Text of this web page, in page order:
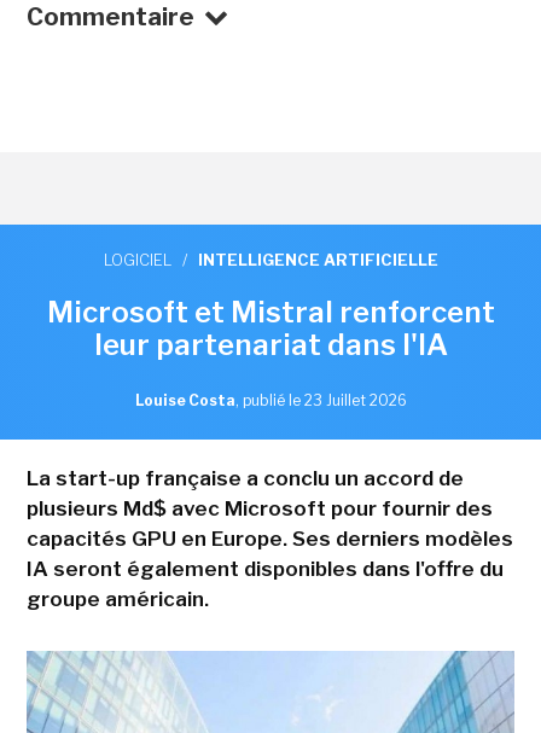
Commentaire
LOGICIEL / INTELLIGENCE ARTIFICIELLE
Microsoft et Mistral renforcent
leur partenariat dans l'IA
Louise Costa, publié le 23 Juillet 2026
La start-up française a conclu un accord de
plusieurs Md$ avec Microsoft pour fournir des
capacités GPU en Europe. Ses derniers modèles
IA seront également disponibles dans l'offre du
groupe américain.